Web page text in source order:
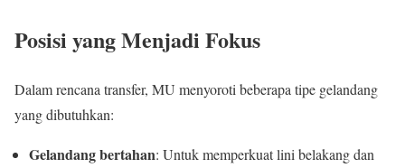
Posisi yang Menjadi Fokus
Dalam rencana transfer, MU menyoroti beberapa tipe gelandang
yang dibutuhkan:
Gelandang bertahan: Untuk memperkuat lini belakang dan